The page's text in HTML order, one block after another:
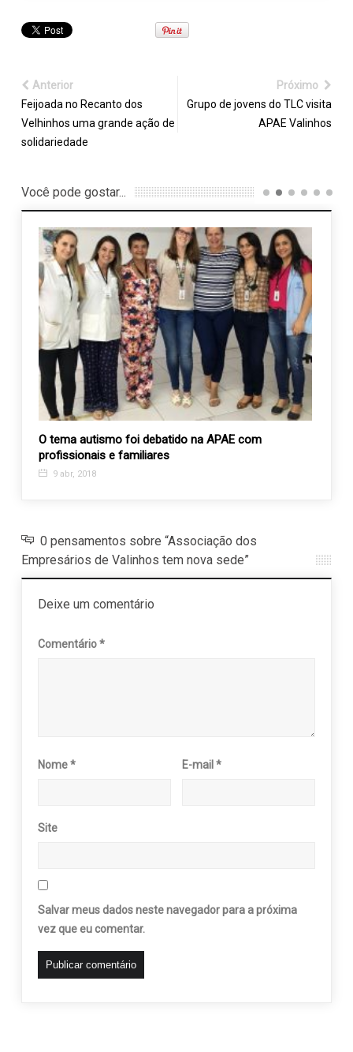
Anterior
Feijoada no Recanto dos
Velhinhos uma grande ação de
solidariedade
Próximo
Grupo de jovens do TLC visita
APAE Valinhos
Você pode gostar...
O tema autismo foi debatido na APAE com
profissionais e familiares
9 abr, 2018
0 pensamentos sobre “Associação dos
Empresários de Valinhos tem nova sede”
Deixe um comentário
Comentário*
Nome* E-mail*
Site
Salvar meus dados neste navegador para a próxima
vez que eu comentar.